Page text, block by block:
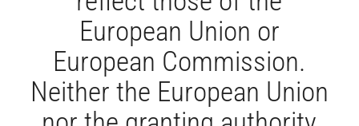
European Union or
European Commission.
Neither the European Union